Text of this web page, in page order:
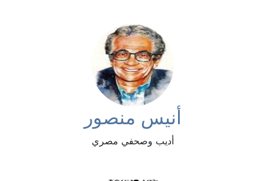
أنيس منصور
أديب وصحفي مصري